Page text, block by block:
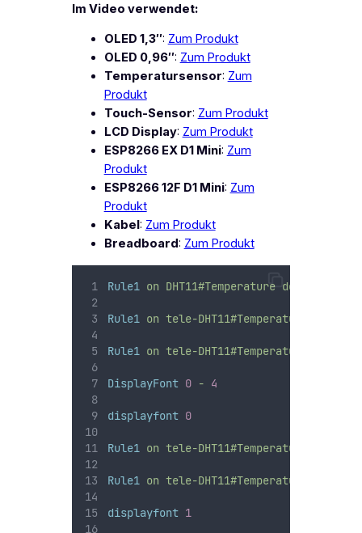
Im Video verwendet:
OLED 1,3″: Zum Produkt
OLED 0,96″: Zum Produkt
Temperatursensor: Zum
Produkt
Touch-Sensor: Zum Produkt
LCD Display: Zum Produkt
ESP8266 EX D1 Mini: Zum
Produkt
ESP8266 12F D1 Mini: Zum
Produkt
Kabel : Zum Produkt
Breadboard: Zum Produkt
Rule1 on DHT11#Temperature do
Rule1 on tele-DHT11#Temperature
Rule1 on tele-DHT11#Temperature
DisplayFont 0 - 4
displayfont 0
Rule1 on tele-DHT11#Temperature
Rule1 on tele-DHT11#Temperature
displayfont 1